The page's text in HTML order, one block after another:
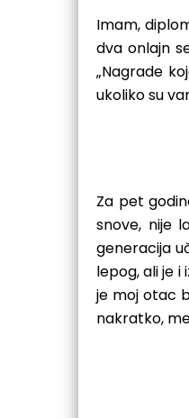
Imam,
dva onlajn
„Nagrade
ukoliko su
Za pet
snove, nije
generacija
lepog, ali je
je moj otac
nakratko,